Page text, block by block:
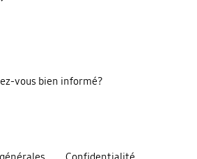
vous bien informé?